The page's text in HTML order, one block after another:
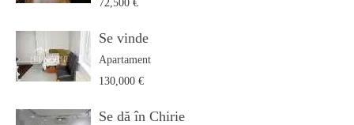
72,500 €
Se vinde
Apartament
130,000 €
Se dă în Chirie